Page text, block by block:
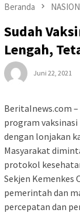
Beranda
Sudah
Lengah,
Juni 22, 2021
BeritaInews.com
program
dengan lonjakan
Masyarakat
protokol
Sekjen Kemenkes
pemerintah dan
percepatan dan